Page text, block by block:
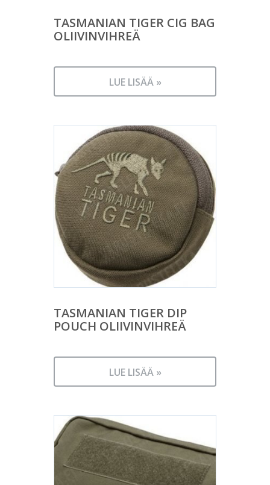
TASMANIAN TIGER CIG BAG
OLIIVINVIHREÄ
LUE LISÄÄ »
TASMANIAN TIGER DIP
POUCH OLIIVINVIHREÄ
LUE LISÄÄ »